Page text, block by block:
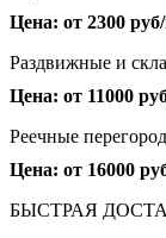
Цена: от 2300
Раздвижные и
Цена: от 11000
Реечные
Цена: от 16000
БЫСТРАЯ